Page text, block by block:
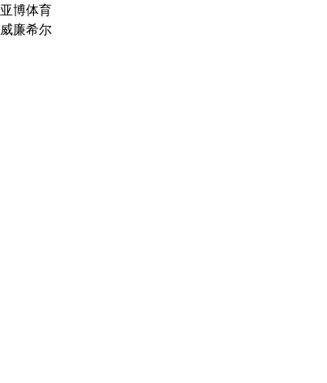
亚博体育
威廉希尔